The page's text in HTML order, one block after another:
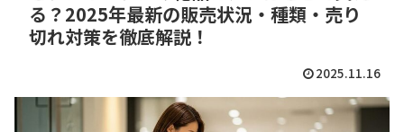
る？2025年最新の販売状況・種類・売り
切れ対策を徹底解説！
2025.11.16